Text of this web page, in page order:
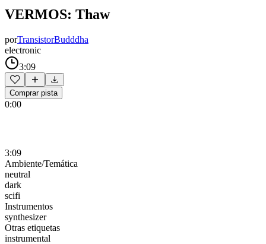
VERMOS: Thaw
porTransistorBudddha
electronic
3:09
Comprar pista
0:00
3:09
Ambiente/Temática
neutral
dark
scifi
Instrumentos
synthesizer
Otras etiquetas
instrumental